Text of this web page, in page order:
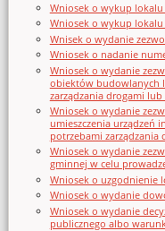
Wniosek o wykup
Wniosek o wykup lokalu
Wnisek o wydanie
Wniosek o nadanie
Wniosek o wydanie
obiektów budowlanych
zarządzania drogami
Wniosek o wydanie
umieszczenia urządzeń
potrzebami
Wniosek o wydanie
gminnej w celu
Wniosek o uzgodnienie
Wniosek o wydanie
Wniosek o wydanie
publicznego albo